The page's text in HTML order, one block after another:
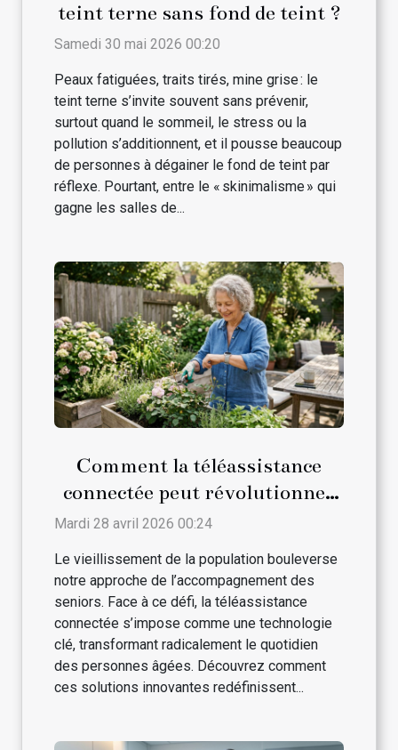
teint terne sans fond de teint ?
Samedi 30 mai 2026 00:20
Peaux fatiguées, traits tirés, mine grise : le
teint terne s’invite souvent sans prévenir,
surtout quand le sommeil, le stress ou la
pollution s’additionnent, et il pousse beaucoup
de personnes à dégainer le fond de teint par
réflexe. Pourtant, entre le « skinimalisme » qui
gagne les salles de...
Comment la téléassistance
connectée peut révolutionner
le quotidien des seniors ?
Mardi 28 avril 2026 00:24
Le vieillissement de la population bouleverse
notre approche de l’accompagnement des
seniors. Face à ce défi, la téléassistance
connectée s’impose comme une technologie
clé, transformant radicalement le quotidien
des personnes âgées. Découvrez comment
ces solutions innovantes redéfinissent...